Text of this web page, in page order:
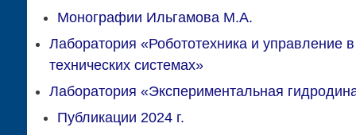
Монографии Ильгамова М.А.
Лаборатория «Робототехника и управление в
технических системах»
Лаборатория «Экспериментальная
Публикации 2024 г.